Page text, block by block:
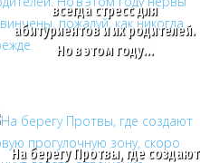
всегда стресс для
абитуриентов и их родителей.
Но в этом году…
На берегу Протвы, где создают